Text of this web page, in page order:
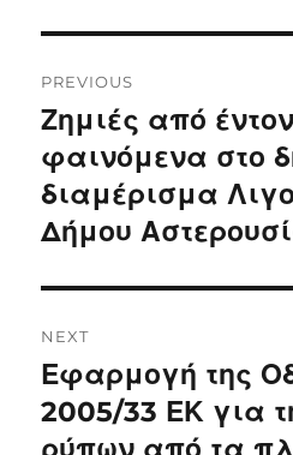
navigation
PREVIOUS
Previous
post:
Ζημιές από
φαινόμενα στο
διαμέρισμα
Δήμου
NEXT
Next
post:
Εφαρμογή της
2005/33 ΕΚ για